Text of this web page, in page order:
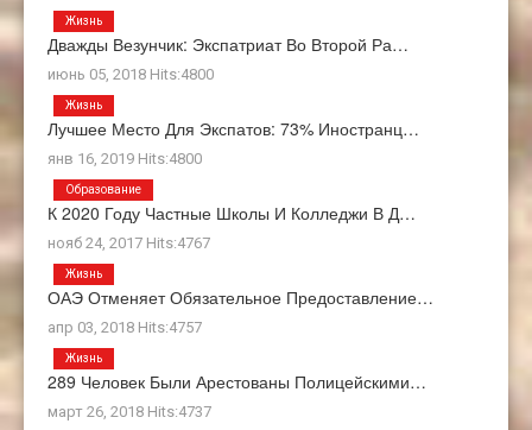
Дважды Везунчик: Экспатриат Во Второй Ра…
июнь 05, 2018 Hits:4800
Жизнь
Лучшее Место Для Экспатов: 73% Иностранц…
янв 16, 2019 Hits:4800
Жизнь
К 2020 Году Частные Школы И Колледжи В Д…
нояб 24, 2017 Hits:4767
Образование
ОАЭ Отменяет Обязательное Предоставление…
апр 03, 2018 Hits:4757
Жизнь
289 Человек Были Арестованы Полицейскими…
март 26, 2018 Hits:4737
Жизнь